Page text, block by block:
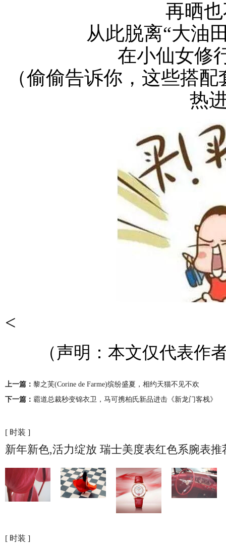
再晒
从此脱离“大油
在小仙女修
（偷偷告诉你，这些搭
热
<
（声明：本文仅代表作者
上一篇： 黎之芙(Corine de Farme)缤纷盛夏，相约天猫不见不欢
下一篇： 霸道总裁秒变锦衣卫，马可携柏氏新品进击《新龙门客栈》
[ 时装 ]
新年新色,活力绽放 瑞士美度表红色系腕表推
[ 时装 ]